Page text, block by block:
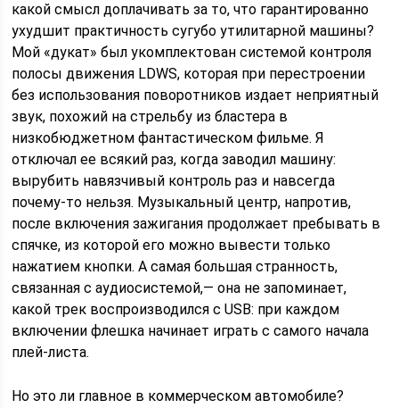
какой смысл доплачивать за то, что гарантированно
ухудшит практичность сугубо утилитарной машины?
Мой «дукат» был укомплектован системой контроля
полосы движения LDWS, которая при перестроении
без использования поворотников издает неприятный
звук, похожий на стрельбу из бластера в
низкобюджетном фантастическом фильме. Я
отключал ее всякий раз, когда заводил машину:
вырубить навязчивый контроль раз и навсегда
почему-то нельзя. Музыкальный центр, напротив,
после включения зажигания продолжает пребывать в
спячке, из которой его можно вывести только
нажатием кнопки. А самая большая странность,
связанная с аудиосистемой,— она не запоминает,
какой трек воспроизводился с USB: при каждом
включении флешка начинает играть с самого начала
плей-листа.
Но это ли главное в коммерческом автомобиле?